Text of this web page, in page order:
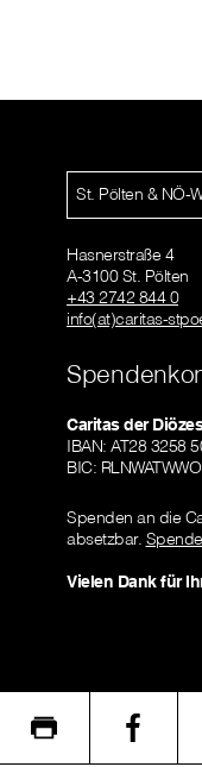
St. Pölten & NÖ-
Hasnerstraße 4
A-3100 St. Pölten
+43 2742 844 0
info(at)caritas-
Caritas der
IBAN: AT28 3258
BIC:
Spenden an die
absetzbar.
Vielen Dank für